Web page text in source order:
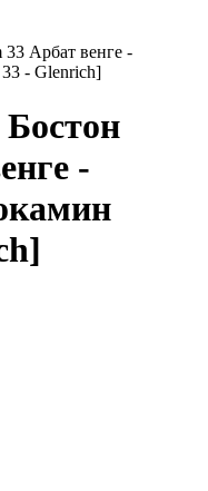
Арбат венге -
- Glenrich]
-